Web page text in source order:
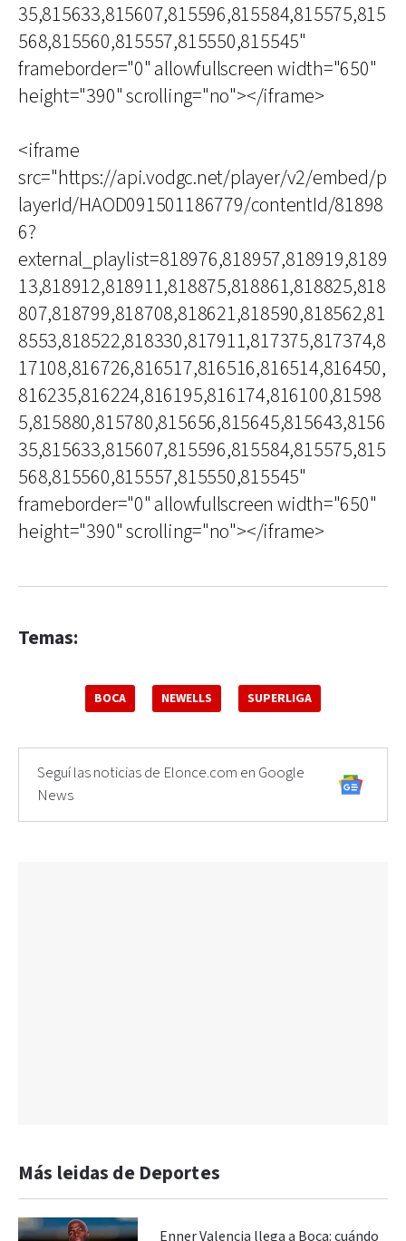
35,815633,815607,815596,815584,815575,815
568,815560,815557,815550,815545"
frameborder="0" allowfullscreen width="650"
height="390" scrolling="no"></iframe>
<iframe
src="https://api.vodgc.net/player/v2/embed/p
layerId/HAOD091501186779/contentId/81898
6?
external_playlist=818976,818957,818919,8189
13,818912,818911,818875,818861,818825,818
807,818799,818708,818621,818590,818562,81
8553,818522,818330,817911,817375,817374,8
17108,816726,816517,816516,816514,816450,
816235,816224,816195,816174,816100,81598
5,815880,815780,815656,815645,815643,8156
35,815633,815607,815596,815584,815575,815
568,815560,815557,815550,815545"
frameborder="0" allowfullscreen width="650"
height="390" scrolling="no"></iframe>
Temas:
BOCA NEWELLS SUPERLIGA
Seguí las noticias de Elonce.com en Google
News
Más leidas de Deportes
Enner Valencia llega a Boca: cuándo